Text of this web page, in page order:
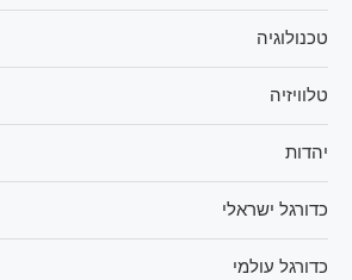
טכנולוגיה
טלוויזיה
יהדות
כדורגל ישראלי
כדורגל עולמי